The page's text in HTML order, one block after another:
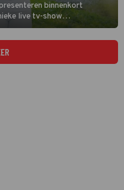
binnenkort
live tv-show
Het doel van de show is
op te halen om de toekomst